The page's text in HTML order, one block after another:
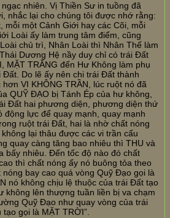
nhiên. Vị Thiền Sư in tuồng đã
nhắc lại cho chúng tôi được nhớ rằng:
mỗi một Cảnh Giới hay các Cõi, mỗi
Loài ấy làm trung tâm điểm, cũng
chủ trì, Nhân Loài thì Nhân Thế làm
Dương Hệ nầy duy chỉ có trái Đất
MẶT TRĂNG đến Hư Không làm phụ
Do lẽ ấy nên chi trái Đất thành
VI KHÔNG TRẦN, lúc ruột nó đã
QUỸ ĐẠO bị Tánh Ép của hư không,
Đất hai phương diện, phương diện thứ
động lực để quay mạnh, quay mạnh
ruột trái Đất, hai là nhờ chất nóng
lại thâu được các vi trần cấu
quay càng tăng bao nhiêu thì THU và
bấy nhiêu. Đến tốc độ nào đó chất
thì chất nóng ấy nó buông tỏa theo
bay cao quá vòng Quỹ Đạo gọi là
nó không chịu lệ thuộc của trái Đất tạo
không lên thượng tuần liền bị va chạm
Quỹ Đạo như quay vòng của trái
gọi là MẶT TRỜI”.